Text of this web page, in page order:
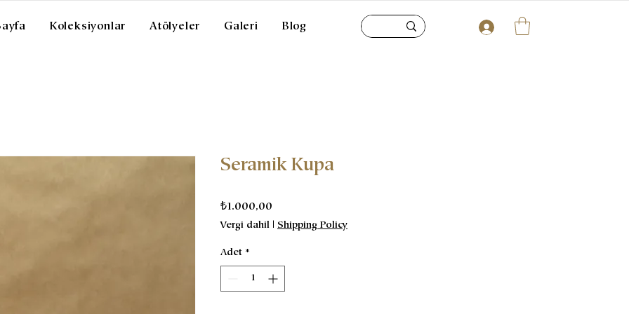
Koleksiyonlar Atölyeler Galeri Blog
Seramik Kupa
₺1.000,00
Vergi dahil | Shipping Policy
Adet *